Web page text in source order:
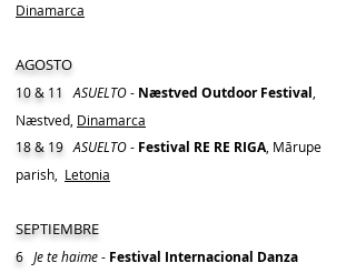
Dinamarca
AGOSTO
10 & 11 ASUELTO- Næstved Outdoor Festival
Næstved, Dinamarca
18 & 19 ASUELTO- Festival RE RE RIGA , Mārupe
parish, Letonia
SEPTIEMBRE
6 Je te haime- Festival Internacional Danza